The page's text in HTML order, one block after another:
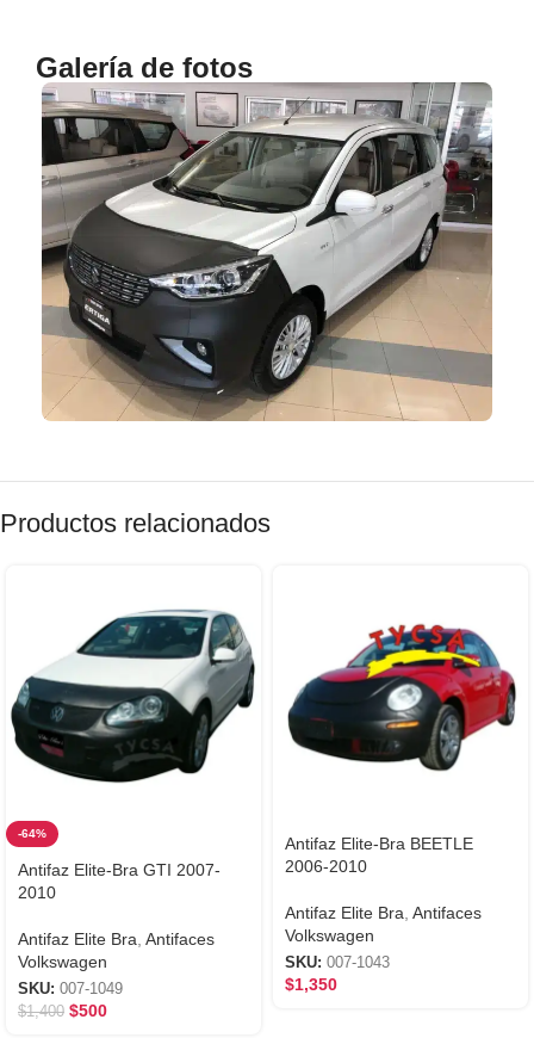
Galería de fotos
Productos relacionados
-64%
Antifaz Elite-Bra GTI 2007-
2010
Antifaz Elite Bra Antifaces
Volkswagen
SKU: 007-1049
$1,400 $500
Antifaz Elite-Bra BEETLE
2006-2010
Antifaz Elite Bra Antifaces
Volkswagen
SKU: 007-1043
$1,350